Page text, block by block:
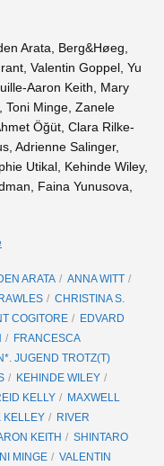
Arata, Berg&Høeg,
Valentin Goppel, Yu
Aaron Keith, Mary
Toni Minge, Zanele
Öğüt, Clara Rilke-
Adrienne Salinger,
Utikal, Kehinde Wiley,
Faina Yunusova,
ARATA
ANNA WITT
CHRISTINA S.
COGITORE
EDVARD
FRANCESCA
JUGEND TROTZ(T)
KEHINDE WILEY
KELLY
MAXWELL
KELLEY
RIVER
KEITH
SHINTARO
MINGE
VALENTIN